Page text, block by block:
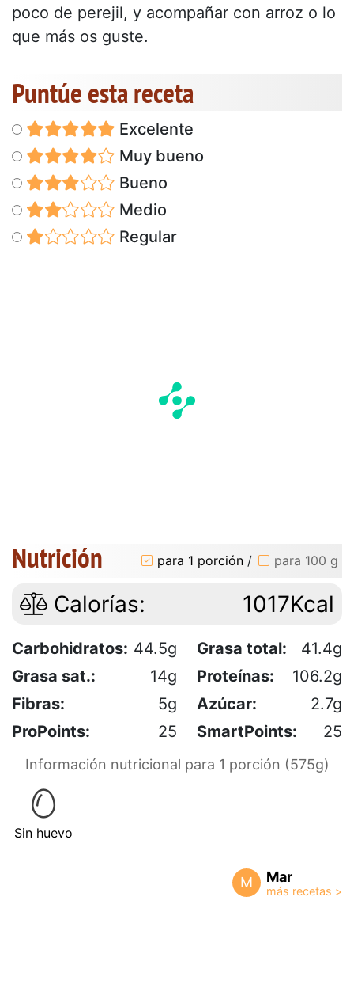
poco de perejil, y acompañar con arroz o lo
que más os guste.
Puntúe esta receta
Excelente
Muy bueno
Bueno
Medio
Regular
Nutrición para 1 porción / para 100 g
Calorías: 1017Kcal
Carbohidratos: 44.5g Grasa total:
41.4g
Grasa sat.:
14g Proteínas:
106.2g
Fibras:
5g Azúcar:
2.7g
ProPoints:
25 SmartPoints: 25
Información nutricional para 1 porción (575g)
Sin huevo
M Mar